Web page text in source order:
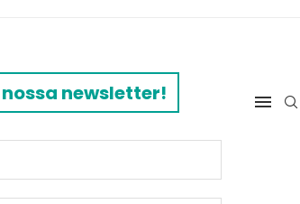
newsletter!